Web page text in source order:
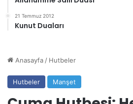
21 Temmuz 2012
Kunut Duaları